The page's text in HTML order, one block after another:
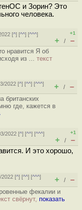
и Зорин? Это
человека.
[^] [^^] [^^^]
+1
+ / –
нравится Я об
из ... текст
2022 [^] [^^] [^^^]
+ / –
британских
где, кажется в
2022 [^] [^^] [^^^]
+1
+ / –
И это хорошо,
2022 [^] [^^] [^^^]
+ / –
фекалии и
свёрнут, показать